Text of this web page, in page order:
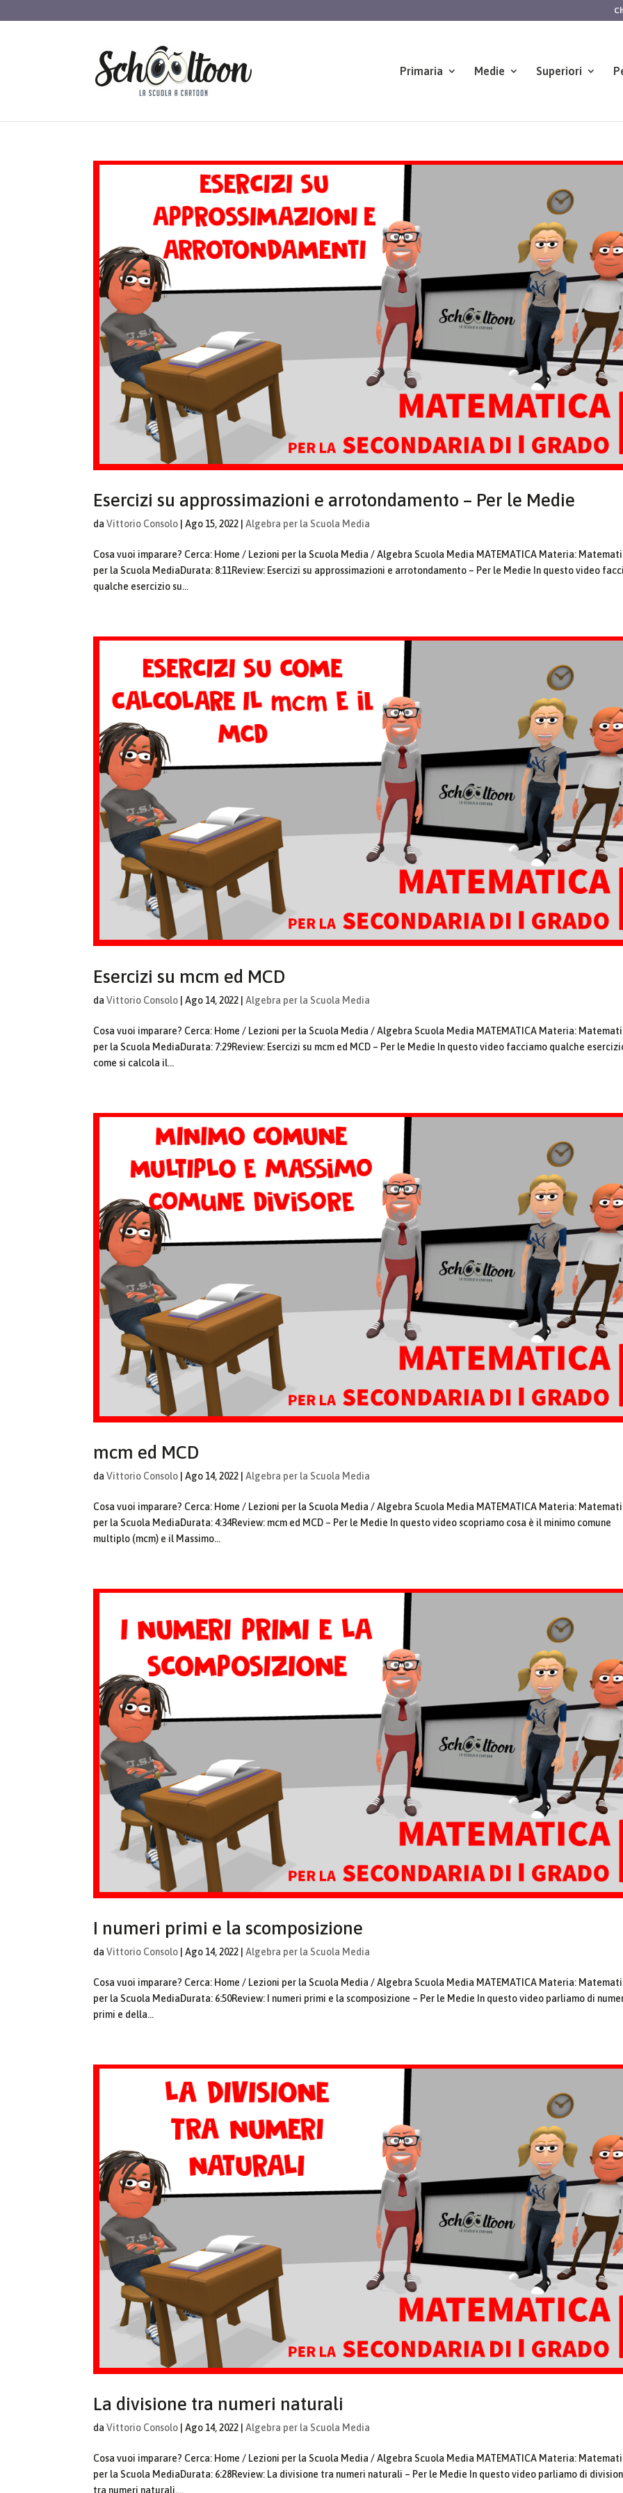
Primaria Medie Superiori
Esercizi su approssimazioni e arrotondamento – Per le Medie
daVittorio Consolo |Ago 15, 2022 |Algebra per la Scuola Media
Cosa vuoi imparare? Cerca: Home / Lezioni per la Scuola Media / Algebra Scuola Media MATEMATICA Materia:
per la Scuola MediaDurata: 8:11Review: Esercizi su approssimazioni e arrotondamento – Per le Medie In questo video
qualche esercizio su...
Esercizi su mcm ed MCD
daVittorio Consolo |Ago 14, 2022 |Algebra per la Scuola Media
Cosa vuoi imparare? Cerca: Home / Lezioni per la Scuola Media / Algebra Scuola Media MATEMATICA Materia:
per la Scuola MediaDurata: 7:29Review: Esercizi su mcm ed MCD – Per le Medie In questo video facciamo qualche
come si calcola il...
mcm ed MCD
daVittorio Consolo |Ago 14, 2022 |Algebra per la Scuola Media
Cosa vuoi imparare? Cerca: Home / Lezioni per la Scuola Media / Algebra Scuola Media MATEMATICA Materia:
per la Scuola MediaDurata: 4:34Review: mcm ed MCD – Per le Medie In questo video scopriamo cosa è il minimo comune
multiplo (mcm) e il Massimo...
I numeri primi e la scomposizione
daVittorio Consolo |Ago 14, 2022 |Algebra per la Scuola Media
Cosa vuoi imparare? Cerca: Home / Lezioni per la Scuola Media / Algebra Scuola Media MATEMATICA Materia:
per la Scuola MediaDurata: 6:50Review: I numeri primi e la scomposizione – Per le Medie In questo video parliamo di
primi e della...
La divisione tra numeri naturali
daVittorio Consolo |Ago 14, 2022 |Algebra per la Scuola Media
Cosa vuoi imparare? Cerca: Home / Lezioni per la Scuola Media / Algebra Scuola Media MATEMATICA Materia:
per la Scuola MediaDurata: 6:28Review: La divisione tra numeri naturali – Per le Medie In questo video parliamo di
tra numeri naturali,...